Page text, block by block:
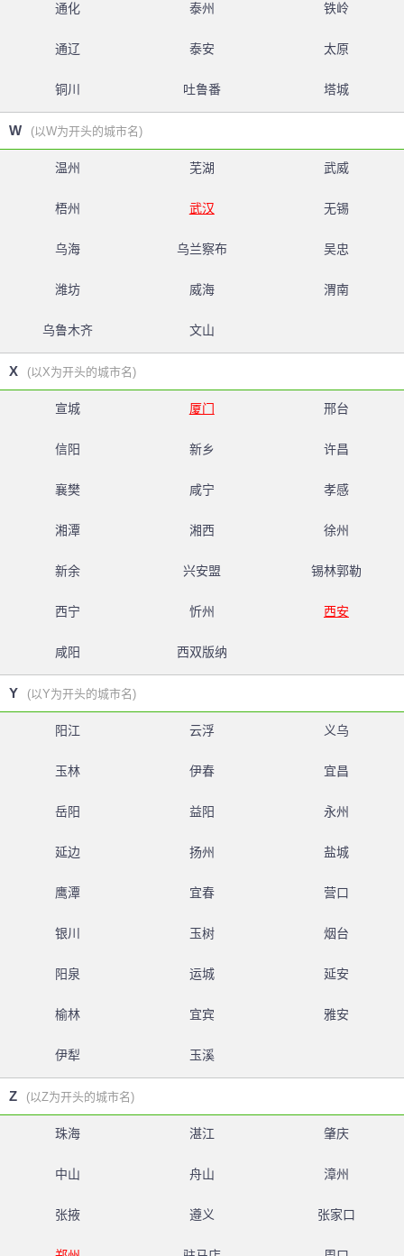
通化 泰州 铁岭
通辽 泰安 太原
铜川 吐鲁番 塔城
W (以W为开头的城市名)
温州 芜湖 武威
梧州 武汉 无锡
乌海 乌兰察布 吴忠
潍坊 威海 渭南
乌鲁木齐 文山
X (以X为开头的城市名)
宣城 厦门 邢台
信阳 新乡 许昌
襄樊 咸宁 孝感
湘潭 湘西 徐州
新余 兴安盟 锡林郭勒
西宁 忻州 西安
咸阳 西双版纳
Y (以Y为开头的城市名)
阳江 云浮 义乌
玉林 伊春 宜昌
岳阳 益阳 永州
延边 扬州 盐城
鹰潭 宜春 营口
银川 玉树 烟台
阳泉 运城 延安
榆林 宜宾 雅安
伊犁 玉溪
Z (以Z为开头的城市名)
珠海 湛江 肇庆
中山 舟山 漳州
张掖 遵义 张家口